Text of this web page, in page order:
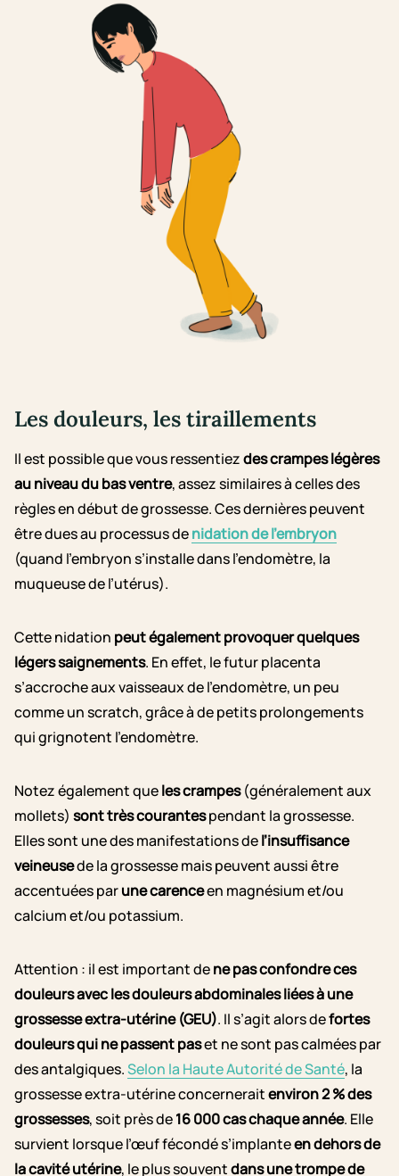
Les douleurs, les tiraillements
Il est possible que vous ressentiezdes crampes légères
au niveau du bas ventre, assez similaires à celles des
règles en début de grossesse. Ces dernières peuvent
être dues au processus denidation de l’embryon
(quand l’embryon s’installe dans l’endomètre, la
muqueuse de l’utérus).
Cette nidation peut également provoquer quelques
légerssaignements. En effet, le futur placenta
s’accroche aux vaisseaux de l’endomètre, un peu
comme un scratch, grâce à de petits prolongements
qui grignotent l’endomètre.
Notez également queles crampes(généralement aux
mollets) sont très courantespendant la grossesse.
Elles sont une des manifestations del’insuffisance
veineusede la grossesse mais peuvent aussi être
accentuées parune carenceen magnésium et/ou
calcium et/ou potassium.
Attention : il est important dene pas confondre ces
douleurs avec les douleurs abdominales liées à une
grossesse extra-utérine (GEU). Il s’agit alors defortes
douleurs qui ne passent paset ne sont pas calmées par
des antalgiques.Selon la Haute Autorité de Santé, la
grossesse extra-utérine concerneraitenviron 2 % des
grossesses, soit près de16 000 cas chaque année. Elle
survient lorsque l’œuf fécondé s’implanteen dehors de
la cavité utérine, le plus souventdans une trompe de